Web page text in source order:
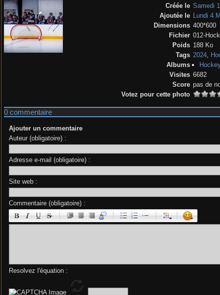
Créée le Samedi
Ajoutée le Lundi 4
Dimensions 400*600
Fichier 012-
Poids 188 Ko
Tags 2024,
Albums
Visites 6682
Score pas de
Votez pour cette photo
0 commentaire
Ajouter un commentaire
Auteur (obligatoire) :
Adresse e-mail (obligatoire) :
Site web :
Commentaire (obligatoire) :
Resolvez l'équation :